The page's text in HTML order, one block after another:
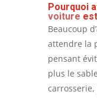
Pourquoi
voiture
Beaucoup
attendre la
pensant
plus le